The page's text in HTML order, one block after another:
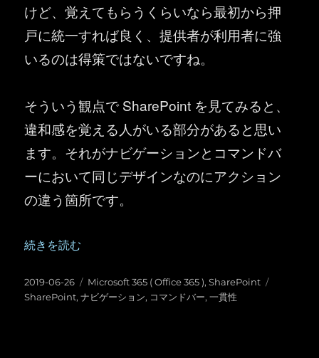
けど、覚えてもらうくらいなら最初から押
戸に統一すれば良く、提供者が利用者に強
いるのは得策ではないですね。
そういう観点で SharePoint を見てみると、
違和感を覚える人がいる部分があると思い
ます。それがナビゲーションとコマンドバ
ーにおいて同じデザインなのにアクション
の違う箇所です。
“SharePoint ：一貫性という点からナビゲーションとコ
続きを読む
投
稿
2019-06-26
カ
テ
Microsoft 365 ( Office 365 ),SharePoint
SharePoint,ナビゲーション, コマンドバー,一貫性